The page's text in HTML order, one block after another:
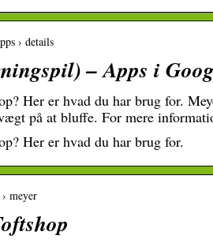
› details
– Apps i
Her er hvad du har brug for.
på at bluffe. For mere
Her er hvad du har brug for.
meyer